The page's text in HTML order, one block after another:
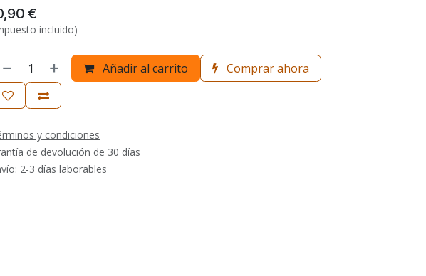
€
incluido)
Añadir al carrito Comprar ahora
y condiciones
de devolución de 30 días
2-3 días laborables